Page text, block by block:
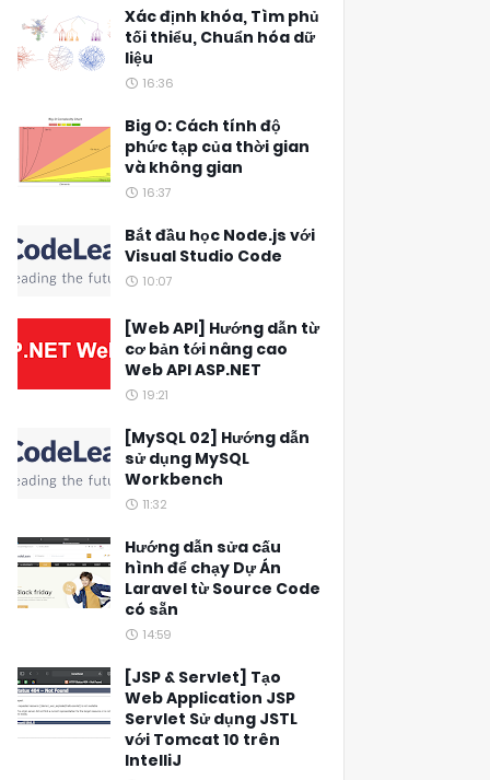
Xác định khóa, Tìm phủ
tối thiểu, Chuẩn hóa dữ
liệu
16:36
Big O: Cách tính độ
phức tạp của thời gian
và không gian
16:37
Bắt đầu học Node.js với
Visual Studio Code
10:07
[Web API] Hướng dẫn từ
cơ bản tới nâng cao
Web API ASP.NET
19:21
[MySQL 02] Hướng dẫn
sử dụng MySQL
Workbench
11:32
Hướng dẫn sửa cấu
hình để chạy Dự Án
Laravel từ Source Code
có sẵn
14:59
[JSP & Servlet] Tạo
Web Application JSP
Servlet Sử dụng JSTL
với Tomcat 10 trên
IntelliJ